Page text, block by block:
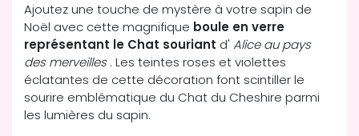
Ajoutez une touche de mystère à votre sapin de
Noël avec cette magnifique boule en verre
représentant le Chat souriant d' Alice au pays
des merveilles. Les teintes roses et violettes
éclatantes de cette décoration font scintiller le
sourire emblématique du Chat du Cheshire parmi
les lumières du sapin.